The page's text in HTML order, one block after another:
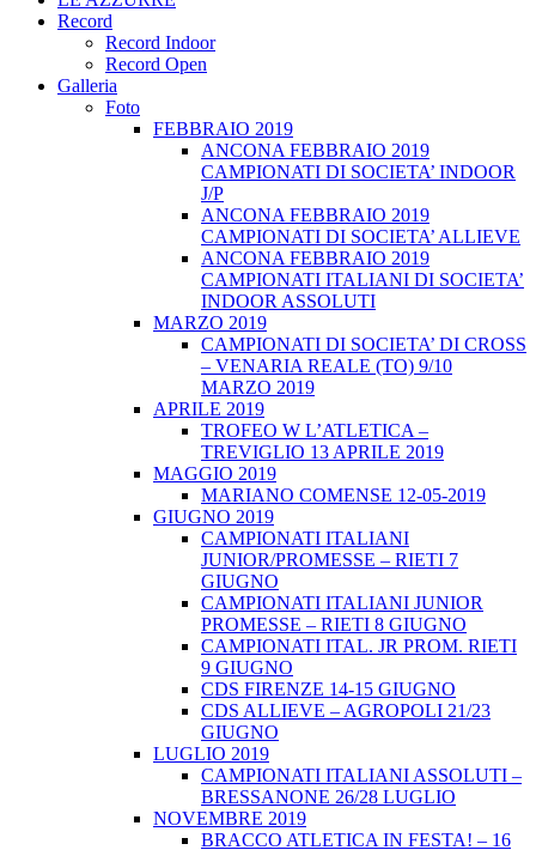
Record
Record Indoor
Record Open
Galleria
Foto
FEBBRAIO 2019
ANCONA FEBBRAIO 2019
CAMPIONATI DI SOCIETA’ INDOOR
J/P
ANCONA FEBBRAIO 2019
CAMPIONATI DI SOCIETA’ ALLIEVE
ANCONA FEBBRAIO 2019
CAMPIONATI ITALIANI DI SOCIETA’
INDOOR ASSOLUTI
MARZO 2019
CAMPIONATI DI SOCIETA’ DI CROSS
– VENARIA REALE (TO) 9/10
MARZO 2019
APRILE 2019
TROFEO W L’ATLETICA –
TREVIGLIO 13 APRILE 2019
MAGGIO 2019
MARIANO COMENSE 12-05-2019
GIUGNO 2019
CAMPIONATI ITALIANI
JUNIOR/PROMESSE – RIETI 7
GIUGNO
CAMPIONATI ITALIANI JUNIOR
PROMESSE – RIETI 8 GIUGNO
CAMPIONATI ITAL. JR PROM. RIETI
9 GIUGNO
CDS FIRENZE 14-15 GIUGNO
CDS ALLIEVE – AGROPOLI 21/23
GIUGNO
LUGLIO 2019
CAMPIONATI ITALIANI ASSOLUTI –
BRESSANONE 26/28 LUGLIO
NOVEMBRE 2019
BRACCO ATLETICA IN FESTA! – 16